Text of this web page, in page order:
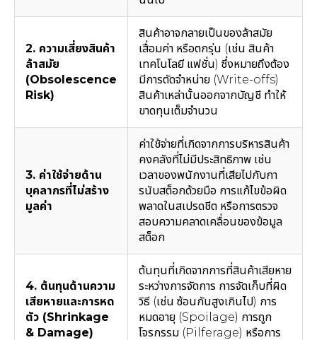
2. ความเสี่ยงสินค้า
ล้าสมัย
(Obsolescence
Risk)
สินค้าอาจกลายเป็นของล้าสมัย
เสื่อมค่า หรือตกรุ่น (เช่น สินค้า
เทคโนโลยี แฟชั่น) ซึ่งหมายถึงต้อง
มีการตัดจำหน่าย (Write-offs)
สินค้าเหล่านั้นออกจากบัญชี ทำให้
ขาดทุนเต็มจำนวน
3. ค่าใช้จ่ายด้าน
บุคลากรที่ไม่สร้าง
มูลค่า
ค่าใช้จ่ายที่เกิดจากการบริหารสินค้า
คงคลังที่ไม่มีประสิทธิภาพ เช่น
เวลาของพนักงานที่เสียไปกับกา
รนับสต็อกด้วยมือ การแก้ไขข้อผิด
พลาดในสเปรดชีต หรือการตรวจ
สอบความคลาดเคลื่อนของข้อมูล
สต็อก
4. ต้นทุนด้านความ
เสียหายและการหด
ตัว (Shrinkage
& Damage)
ต้นทุนที่เกิดจากการที่สินค้าเสียหาย
ระหว่างการจัดการ การจัดเก็บที่ผิด
วิธี (เช่น ซ้อนกันสูงเกินไป) การ
หมดอายุ (Spoilage) การถูก
โจรกรรม (Pilferage) หรือการ